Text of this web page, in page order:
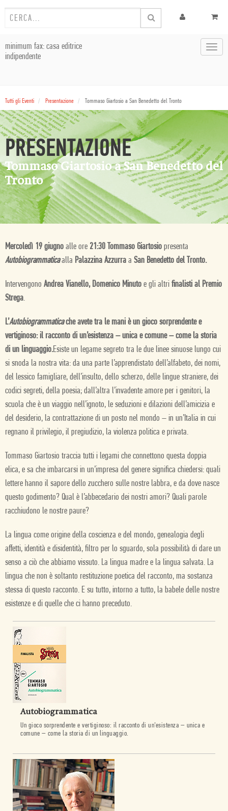
minimum fax: casa editrice
indipendente
Tutti gli Eventi Presentazione Tommaso Giartosio a San Benedetto del Tronto
PRESENTAZIONE
Tommaso Giartosio a San Benedetto del
Tronto
Mercoledì 19 giugno alle ore 21:30 Tommaso Giartosio presenta
Autobiogrammaticaalla Palazzina Azzurra a San Benedetto del Tronto.
Intervengono Andrea Vianello, Domenico Minuto e gli altri finalisti al Premio
Strega.
L’Autobiogrammaticache avete tra le mani è un gioco sorprendente e
vertiginoso: il racconto di un’esistenza – unica e comune – come la storia
di un linguaggio.Esiste un legame segreto tra le due linee sinuose lungo cui
si snoda la nostra vita: da una parte l’apprendistato dell’alfabeto, dei nomi,
del lessico famigliare, dell’insulto, dello scherzo, delle lingue straniere, dei
codici segreti, della poesia; dall’altra l’invadente amore per i genitori, la
scuola che è un viaggio nell’ignoto, le seduzioni e dilazioni dell’amicizia e
del desiderio, la contrattazione di un posto nel mondo – in un’Italia in cui
regnano il privilegio, il pregiudizio, la violenza politica e privata.
Tommaso Giartosio traccia tutti i legami che connettono questa doppia
elica, e sa che imbarcarsi in un’impresa del genere significa chiedersi: quali
lettere hanno il sapore dello zucchero sulle nostre labbra, e da dove nasce
questo godimento? Qual è l’abbecedario dei nostri amori? Quali parole
racchiudono le nostre paure?
La lingua come origine della coscienza e del mondo, genealogia degli
affetti, identità e disidentità, filtro per lo sguardo, sola possibilità di dare un
senso a ciò che abbiamo vissuto. La lingua madre e la lingua salvata. La
lingua che non è soltanto restituzione poetica del racconto, ma sostanza
stessa di questo racconto. E su tutto, intorno a tutto, la babele delle nostre
esistenze e di quelle che ci hanno preceduto.
Autobiogrammatica
Un gioco sorprendente e vertiginoso: il racconto di un’esistenza – unica e
comune – come la storia di un linguaggio.